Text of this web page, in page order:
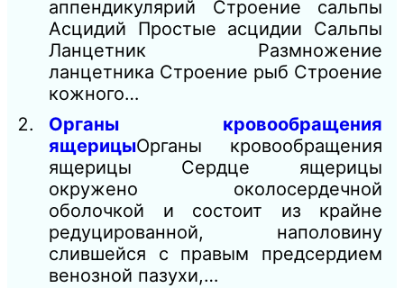
аппендикулярий Строение сальпы
Асцидий Простые асцидии Сальпы
Ланцетник Размножение
ланцетника Строение рыб Строение
кожного…
Органы кровообращения
ящерицыОрганы кровообращения
ящерицы Сердце ящерицы
окружено околосердечной
оболочкой и состоит из крайне
редуцированной, наполовину
слившейся с правым предсердием
венозной пазухи,…